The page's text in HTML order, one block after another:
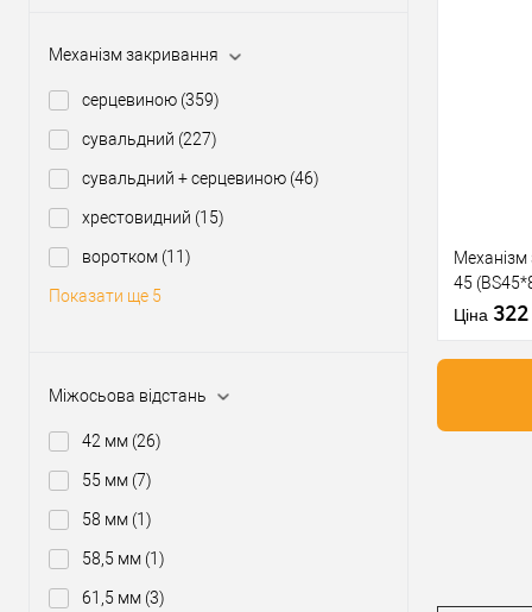
Механізм закривання
серцевиною (359)
сувальдний (227)
сувальдний + серцевиною (46)
хрестовидний (15)
воротком (11)
Показати ще 5
Міжосьова відстань
42 мм (26)
55 мм (7)
58 мм (1)
58,5 мм (1)
61,5 мм (3)
У
Матеріал
Країна
Міжосьова
відстань
Механізм
45
матова
Ціна 322